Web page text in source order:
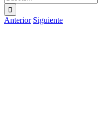
Anterior Siguiente